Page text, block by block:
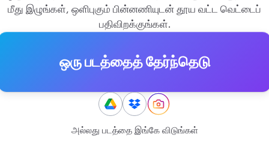
மேம்படுத்து
படத்தை பெரிதாக்கு
பின்னணியை அகற்று
படத்தின் அளவை மாற்று
மீது இழுங்கள், ஒளிபுகும் பின்னணியுடன் தூய வட்ட வெட்டைப்
பதிவிறக்குங்கள்.
ஒரு படத்தைத் தேர்ந்தெடு
அல்லது படத்தை இங்கே விடுங்கள்